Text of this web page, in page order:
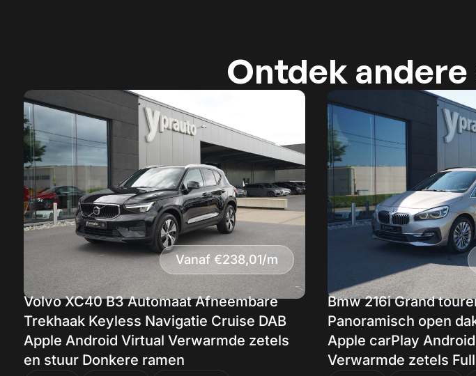
Ontdek
Vanaf €238,01/m
Volvo XC40 B3 Automaat Afneembare
Trekhaak Keyless Navigatie Cruise DAB
Apple Android Virtual Verwarmde zetels
en stuur Donkere ramen
Bmw 216i Grand
Panoramisch open
Apple carPlay
Verwarmde zetels